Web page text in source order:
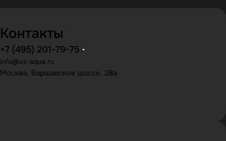
Контакты
+7 (495) 201-79-75
info@vs-aqua.ru
Москва, Варшавское шоссе, 28а